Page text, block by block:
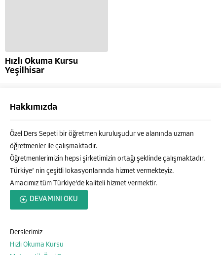
Hızlı Okuma Kursu
Yeşilhisar
Hakkımızda
Özel Ders Sepeti bir öğretmen kuruluşudur ve alanında uzman
öğretmenler ile çalışmaktadır.
Öğretmenlerimizin hepsi şirketimizin ortağı şeklinde çalışmaktadır.
Türkiye’ nin çeşitli lokasyonlarında hizmet vermekteyiz.
Amacımız tüm Türkiye’de kaliteli hizmet vermektir.
DEVAMINI OKU
Derslerimiz
Hızlı Okuma Kursu
Özel Ders Sepeti